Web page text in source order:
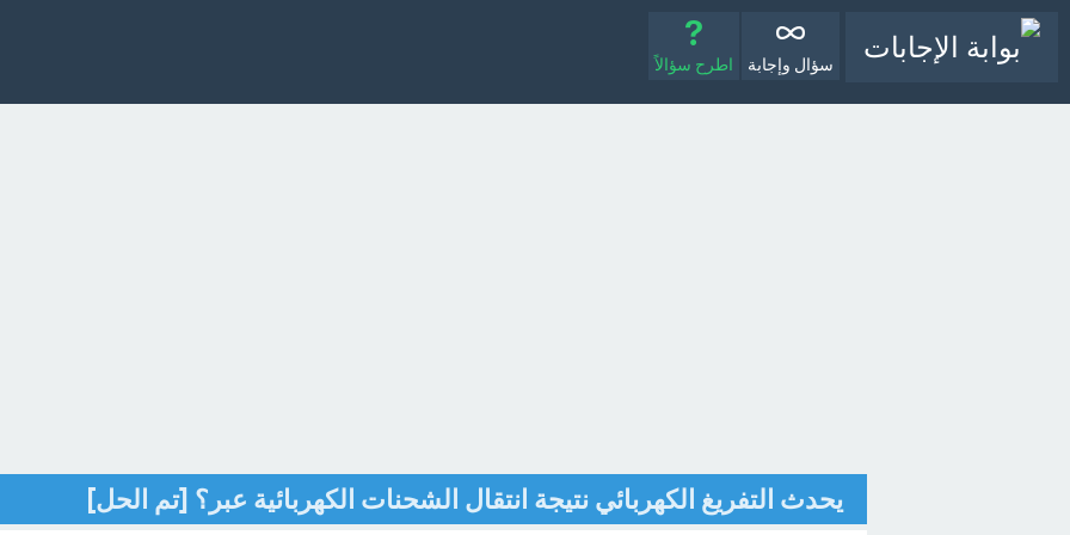
سؤال وإجابة اطرح سؤالاً
يحدث التفريغ الكهربائي نتيجة انتقال الشحنات الكهربائية عبر؟ [تم الحل]